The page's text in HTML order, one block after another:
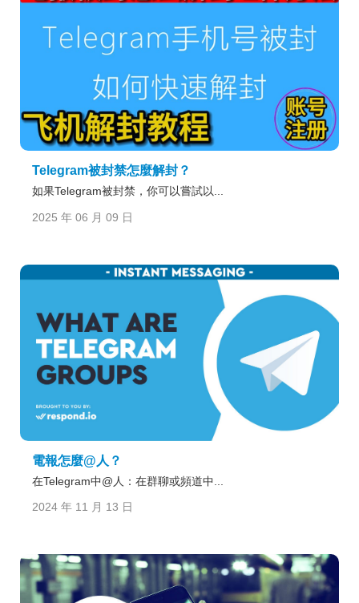
Telegram被封禁怎麼解封？
如果Telegram被封禁，你可以嘗試以...
2025 年 06 月 09 日
電報怎麼@人？
在Telegram中@人：在群聊或頻道中...
2024 年 11 月 13 日